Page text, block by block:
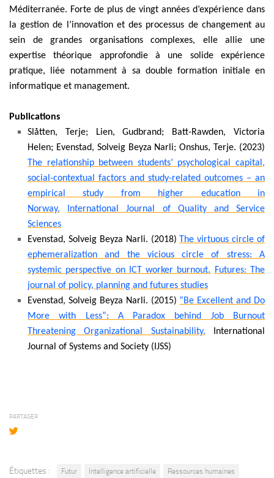
Méditerranée. Forte de plus de vingt années d’expérience dans
la gestion de l’innovation et des processus de changement au
sein de grandes organisations complexes, elle allie une
expertise théorique approfondie à une solide expérience
pratique, liée notamment à sa double formation initiale en
informatique et management.
Publications
Slåtten, Terje; Lien, Gudbrand; Batt-Rawden, Victoria
Helen; Evenstad, Solveig Beyza Narli; Onshus, Terje. (2023)
The relationship between students’ psychological capital,
social-contextual factors and study-related outcomes – an
empirical study from higher education in
Norway.
International Journal of Quality and Service
Sciences
Evenstad, Solveig Beyza Narli. (2018) The virtuous circle of
ephemeralization and the vicious circle of stress: A
systemic perspective on ICT worker burnout.
Futures: The
journal of policy, planning and futures studies
Evenstad, Solveig Beyza Narli. (2015) “Be Excellent and Do
More with Less”: A Paradox behind Job Burnout
Threatening Organizational Sustainability. International
Journal of Systems and Society (IJSS)
PARTAGER
Étiquettes : Futur Intelligence artificielle
Ressources humaines